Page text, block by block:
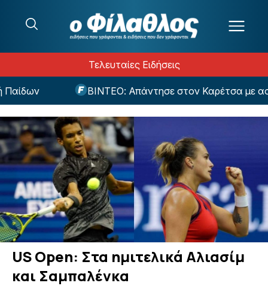
Τελευταίες Ειδήσεις
ΒΙΝΤΕΟ: Απάντησε στον Καρέτσα με
US Open: Στα ημιτελικά Αλιασίμ
και Σαμπαλένκα